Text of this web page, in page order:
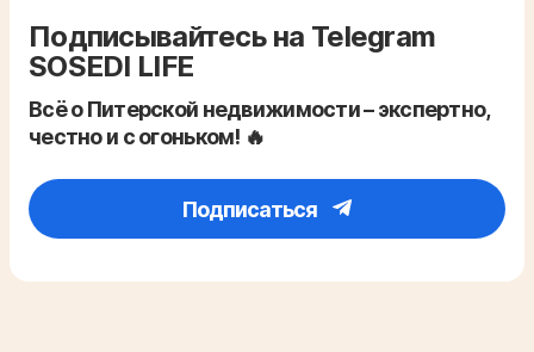
Подписывайтесь на Telegram
SOSEDI LIFE
Всё о Питерской недвижимости – экспертно,
честно и с огоньком! 🔥
Подписаться